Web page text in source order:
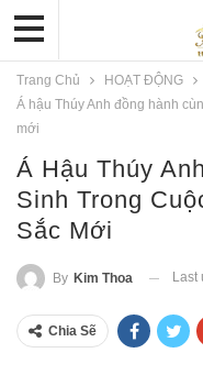
Trang Chủ
HOẠT ĐỘNG
Á hậu Thúy Anh đồng hành
mới
Á Hậu Thúy
Sinh Trong
Sắc Mới
By Kim Thoa Last
Chia Sẽ